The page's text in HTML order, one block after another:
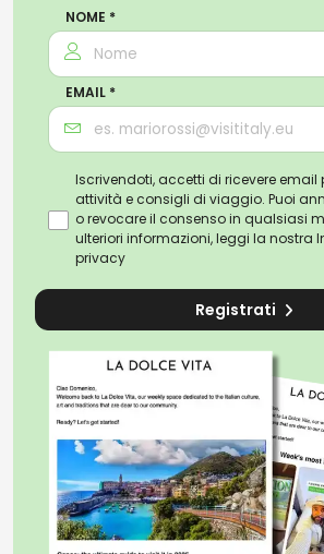
NOME *
EMAIL *
Iscrivendoti, accetti di ricevere email
attività e consigli di viaggio. Puoi
o revocare il consenso in qualsiasi
ulteriori informazioni, leggi la nostra
privacy
Registrati